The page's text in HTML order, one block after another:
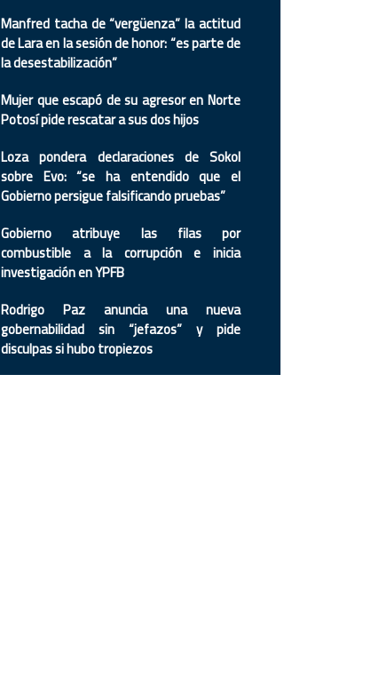
Manfred tacha de “vergüenza” la actitud
de Lara en la sesión de honor: “es parte de
la desestabilización”
Mujer que escapó de su agresor en Norte
Potosí pide rescatar a sus dos hijos
Loza pondera declaraciones de Sokol
sobre Evo: “se ha entendido que el
Gobierno persigue falsificando pruebas”
Gobierno atribuye las filas por
combustible a la corrupción e inicia
investigación en YPFB
Rodrigo Paz anuncia una nueva
gobernabilidad sin “jefazos” y pide
disculpas si hubo tropiezos